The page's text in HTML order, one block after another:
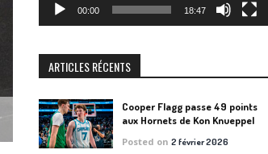
00:00 18:47
ARTICLES RÉCENTS
Cooper Flagg passe 49 points
aux Hornets de Kon Knueppel
Posted on2 février 2026